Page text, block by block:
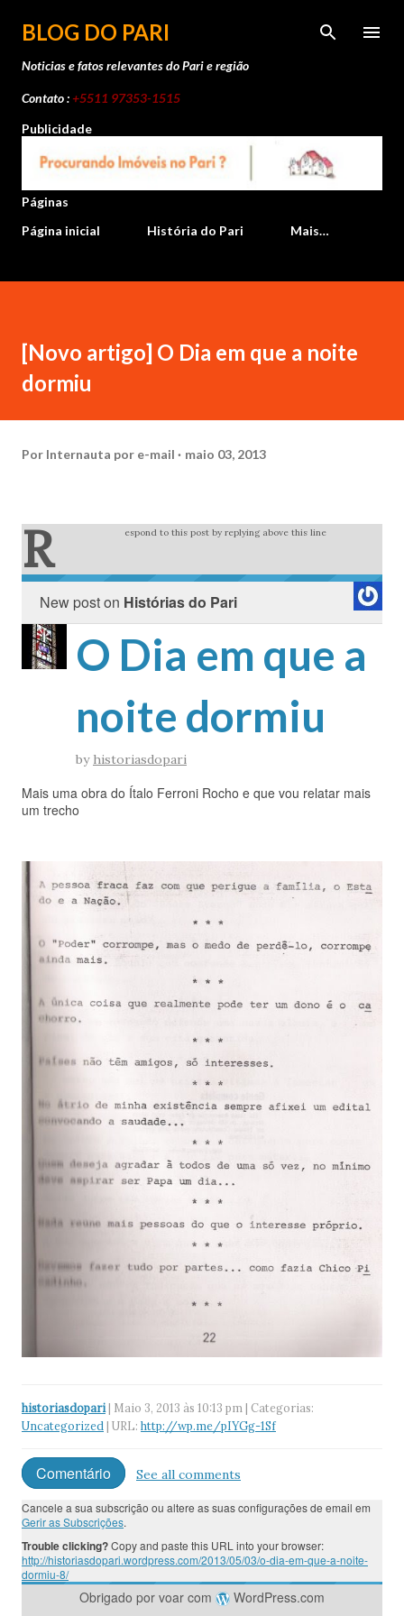
Pular para o conteúdo principal
BLOG DO PARI
Noticias e fatos relevantes do Pari e região
Contato :+5511 97353-1515
Publicidade
Páginas
Página inicial
História do Pari Mais…
[Novo artigo] O Dia em que a noite
dormiu
Por Internauta por e-mail maio 03, 2013
R espond to this post by replying above this line
New post on Histórias do Pari
O Dia em que a
noite dormiu
by historiasdopari
Mais uma obra do Ítalo Ferroni Rocho e que vou relatar mais
um trecho
historiasdopari| Maio 3, 2013 às 10:13 pm | Categorias:
Uncategorized | URL: http://wp.me/pIYGg-1Sf
Comentário See all comments
Cancele a sua subscrição ou altere as suas configurações de email em
Gerir as Subscrições.
Trouble clicking?Copy and paste this URL into your browser:
http://historiasdopari.wordpress.com/2013/05/03/o-dia-em-que-a-noite-
dormiu-8/
Obrigado por voar com WordPress.com